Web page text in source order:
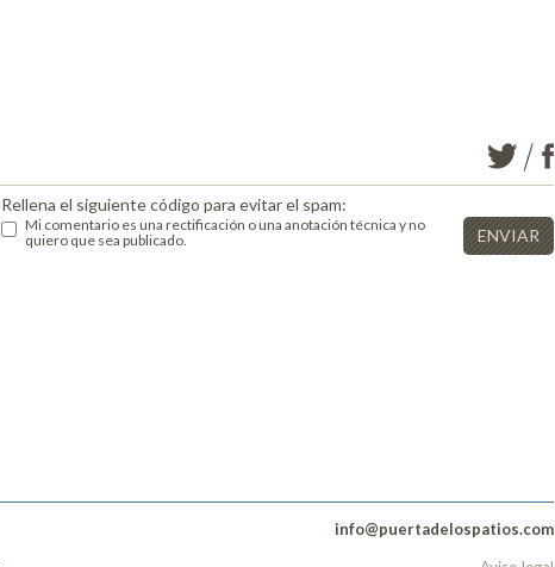
Rellena el siguiente código para evitar el spam:
Mi comentario es una rectificación o una anotación técnica y no
quiero que sea publicado.
info@puertadelospatios.com